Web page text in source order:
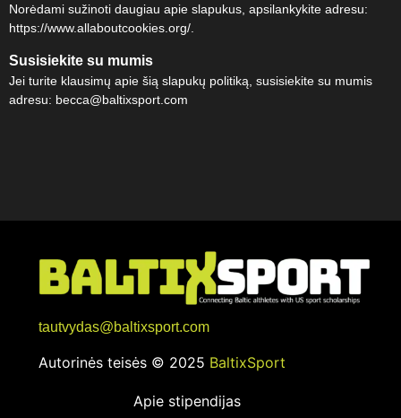
Norėdami sužinoti daugiau apie slapukus, apsilankykite adresu:
https://www.allaboutcookies.org/.
Susisiekite su mumis
Jei turite klausimų apie šią slapukų politiką, susisiekite su mumis
adresu: becca@baltixsport.com
tautvydas@baltixsport.com
Autorinės teisės © 2025 BaltixSport
Apie stipendijas